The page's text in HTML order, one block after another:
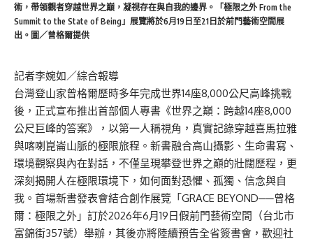
術，帶領觀者穿越世界之巔，凝視存在與自我的邊界。「極限之外 From the
Summit to the State of Being」展覽將於6月19日至21日於前門藝術空間展
出。圖／曾格爾提供
記者李婉如／綜合報導
台灣登山家曾格爾歷時多年完成世界14座8,000公尺高峰挑戰
後，正式宣布推出首部個人專書 《世界之巔：跨越14座8,000
公尺巨峰的答案》
，以第一人稱視角，真實記錄穿越喜馬拉雅
與喀喇崑崙山脈的極限旅程。新書融合高山攝影、生命書寫、
環境觀察與內在對話，不僅呈現攀登世界之巔的壯闊歷程，更
深刻揭開人在極限環境下，如何面對恐懼、孤獨、信念與自
我。 首場新書發表會結合創作展覽 「 GRACE BEYOND──曾格
爾：極限之外 」 訂於2026年6月19日假前門藝術空間（台北市
富錦街357號） 舉辦 ， 其後亦將陸續預告全省簽書會 ， 歡迎社